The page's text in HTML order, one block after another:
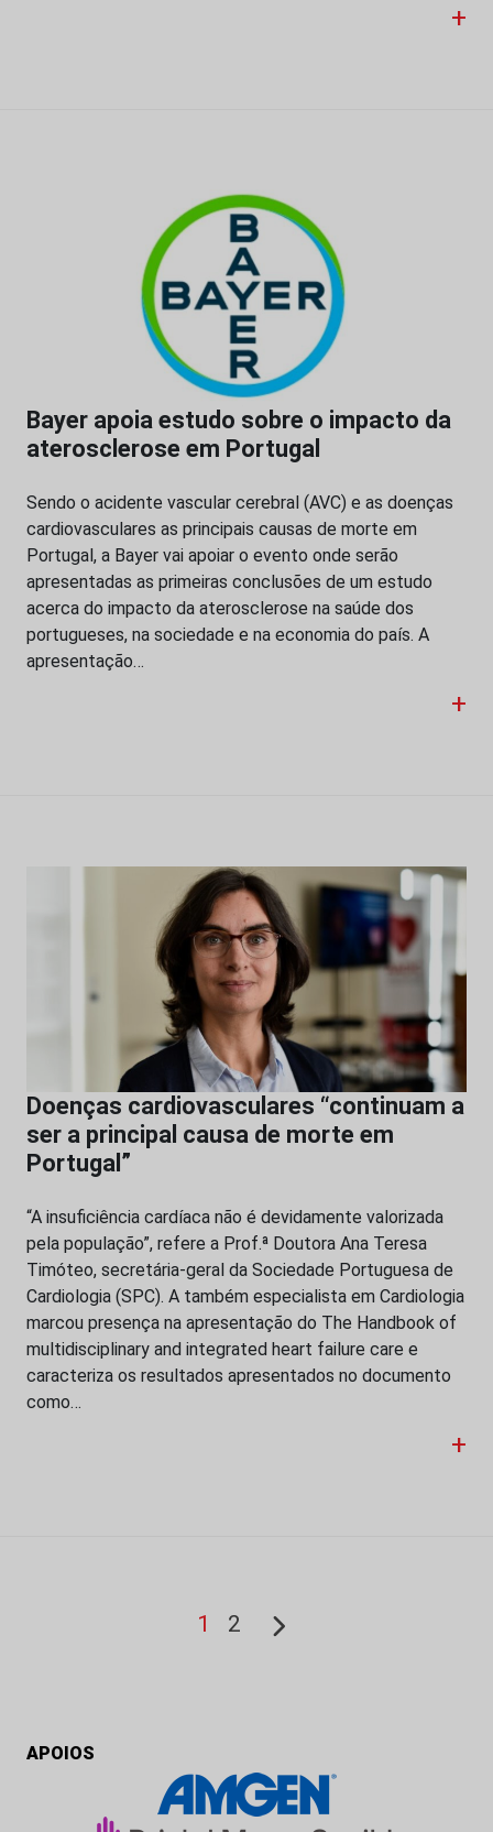
+
Bayer apoia estudo sobre o impacto da
aterosclerose em Portugal
Sendo o acidente vascular cerebral (AVC) e as doenças
cardiovasculares as principais causas de morte em
Portugal, a Bayer vai apoiar o evento onde serão
apresentadas as primeiras conclusões de um estudo
acerca do impacto da aterosclerose na saúde dos
portugueses, na sociedade e na economia do país. A
apresentação…
+
Doenças cardiovasculares “continuam a
ser a principal causa de morte em
Portugal”
“A insuficiência cardíaca não é devidamente valorizada
pela população”, refere a Prof.ª Doutora Ana Teresa
Timóteo, secretária-geral da Sociedade Portuguesa de
Cardiologia (SPC). A também especialista em Cardiologia
marcou presença na apresentação do The Handbook of
multidisciplinary and integrated heart failure care e
caracteriza os resultados apresentados no documento
como…
+
1 2
APOIOS